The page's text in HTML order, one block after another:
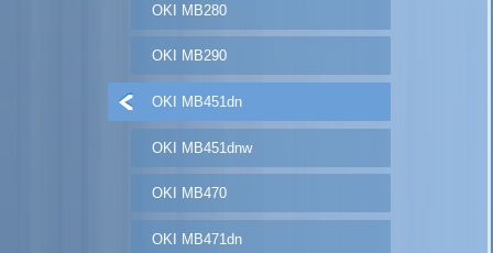
OKI MB280
OKI MB290
OKI MB451dn
OKI MB451dnw
OKI MB470
OKI MB471dn